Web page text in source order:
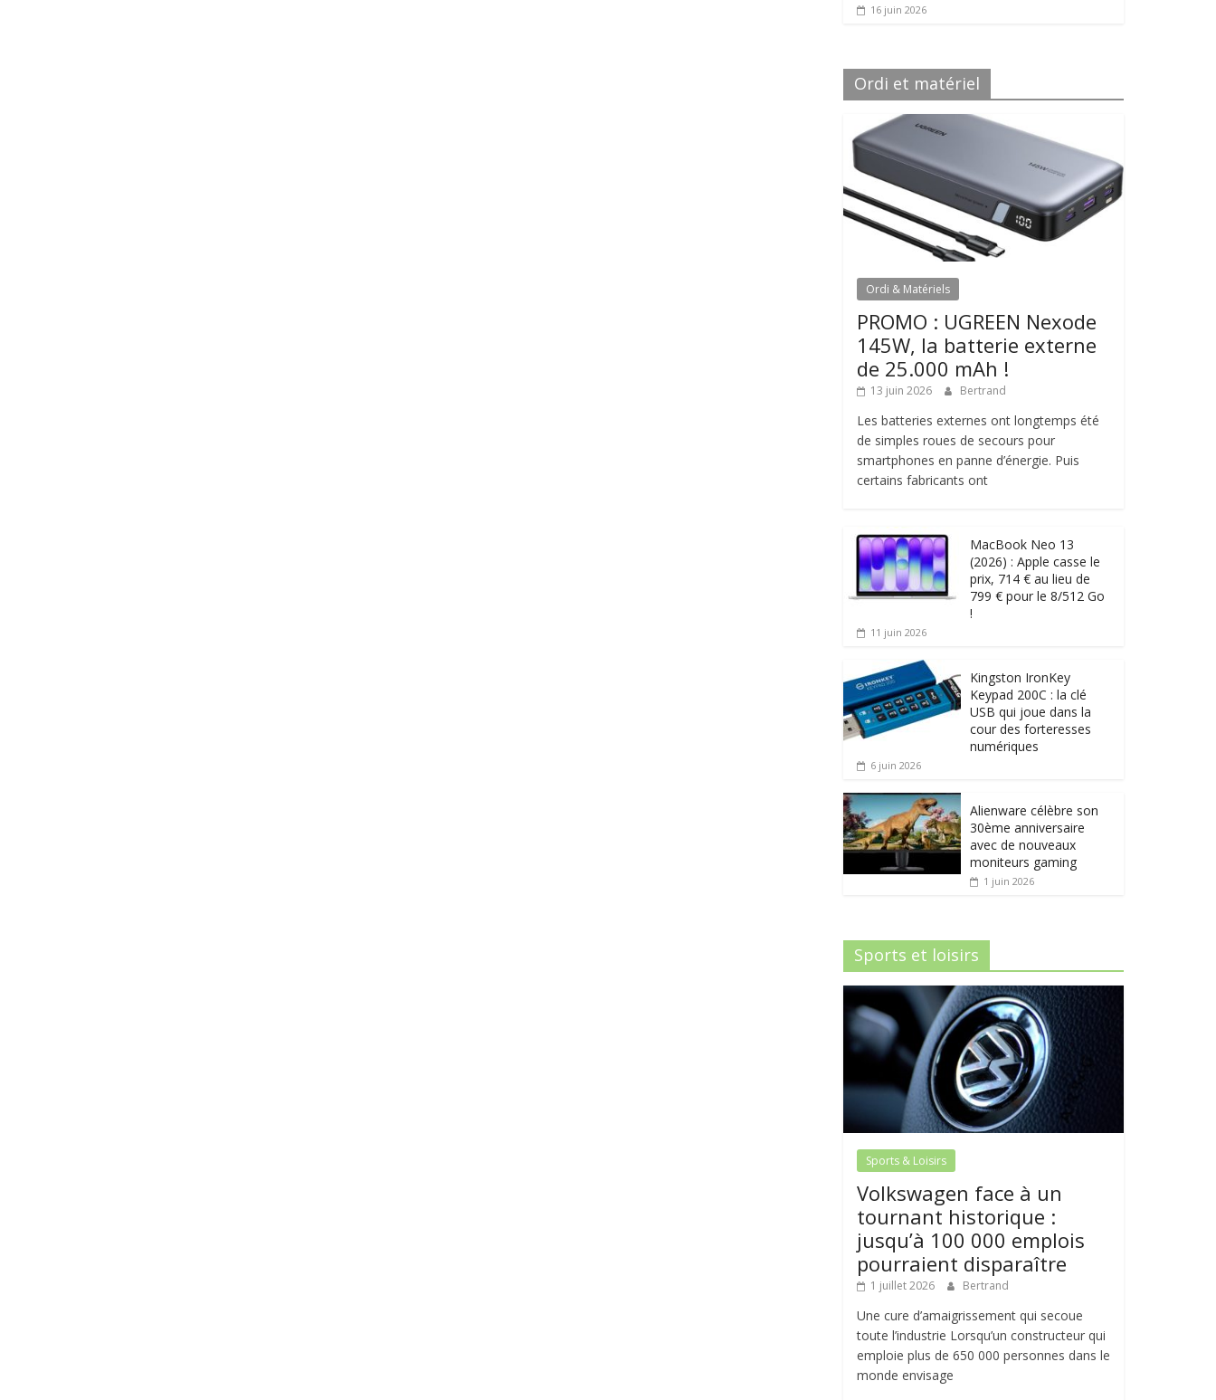
16 juin 2026
Ordi et matériel
Ordi & Matériels
PROMO : UGREEN Nexode
145W, la batterie externe
de 25.000 mAh !
13 juin 2026 Bertrand
Les batteries externes ont longtemps été
de simples roues de secours pour
smartphones en panne d’énergie. Puis
certains fabricants ont
MacBook Neo 13
(2026) : Apple casse le
prix, 714 € au lieu de
799 € pour le 8/512 Go
!
11 juin 2026
Kingston IronKey
Keypad 200C : la clé
USB qui joue dans la
cour des forteresses
numériques
6 juin 2026
Alienware célèbre son
30ème anniversaire
avec de nouveaux
moniteurs gaming
1 juin 2026
Sports et loisirs
Sports & Loisirs
Volkswagen face à un
tournant historique :
jusqu’à 100 000 emplois
pourraient disparaître
1 juillet 2026 Bertrand
Une cure d’amaigrissement qui secoue
toute l’industrie Lorsqu’un constructeur qui
emploie plus de 650 000 personnes dans le
monde envisage